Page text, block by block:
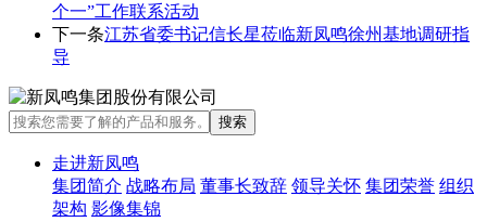
个一”工作联系活动
下一条江苏省委书记信长星莅临新凤鸣徐州基地调研指
导
走进新凤鸣
集团简介 战略布局 董事长致辞 领导关怀 集团荣誉 组织
架构 影像集锦